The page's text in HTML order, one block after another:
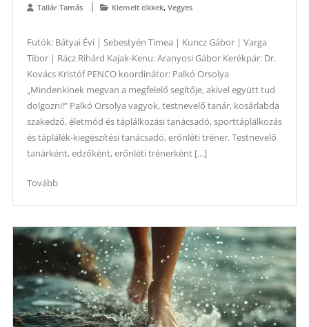
Tallár Tamás Kiemelt cikkek, Vegyes
Futók: Bátyai Évi | Sebestyén Tímea | Kuncz Gábor | Varga
Tibor | Rácz Rihárd Kajak-Kenu: Aranyosi Gábor Kerékpár: Dr.
Kovács Kristóf PENCO koordinátor: Palkó Orsolya
„Mindenkinek megvan a megfelelő segítője, akivel együtt tud
dolgozni!” Palkó Orsolya vagyok, testnevelő tanár, kosárlabda
szakedző, életmód és táplálkozási tanácsadó, sporttáplálkozás
és táplálék-kiegészítési tanácsadó, erőnléti tréner. Testnevelő
tanárként, edzőként, erőnléti trénerként […]
Tovább